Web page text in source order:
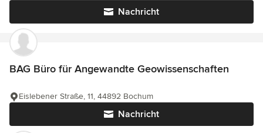
Nachricht
BAG Büro für Angewandte Geowissenschaften
Nachricht
Eislebener Straße, 11, 44892 Bochum